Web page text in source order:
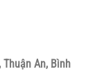
Thuận An, Bình